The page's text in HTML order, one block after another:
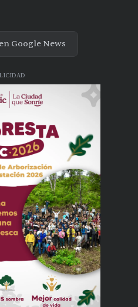
Google News